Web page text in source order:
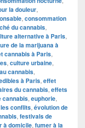
la douleur,
, consommation
du cannabis,
alternative à Paris,
de la marijuana à
cannabis à Paris,
, culture urbaine,
cannabis,
à Paris, effet
du cannabis, effets
cannabis, euphorie,
conflits, évolution de
, festivals de
à domicile, fumer à la